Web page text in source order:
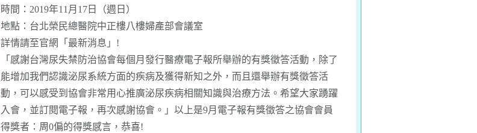
時間：2019年11月17日（週日）
地點：台北榮民總醫院中正樓八樓婦產部會議室
詳情請至官網
「最新消息」 !
「感謝台灣尿失禁防治協會每個月發行醫療電子報所舉辦的有獎徵答活動，除了
能增加我們認識泌尿系統方面的疾病及獲得新知之外，而且還舉辦有獎徵答活
動，可以感受到協會非常用心推廣泌尿疾病相關知識與治療方法。希望大家踴躍
入會，並訂閱電子報，再次感謝協會。」以上是9月電子報有獎徵答之協會會員
得獎者：周0偏的得獎感言 ，恭喜!